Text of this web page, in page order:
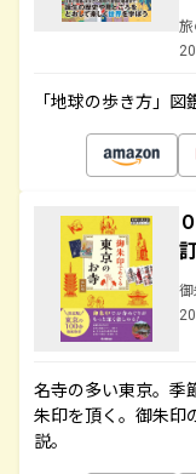
「地球の歩き方」
名寺の多い東京。季
朱印を頂く。御朱印
説。